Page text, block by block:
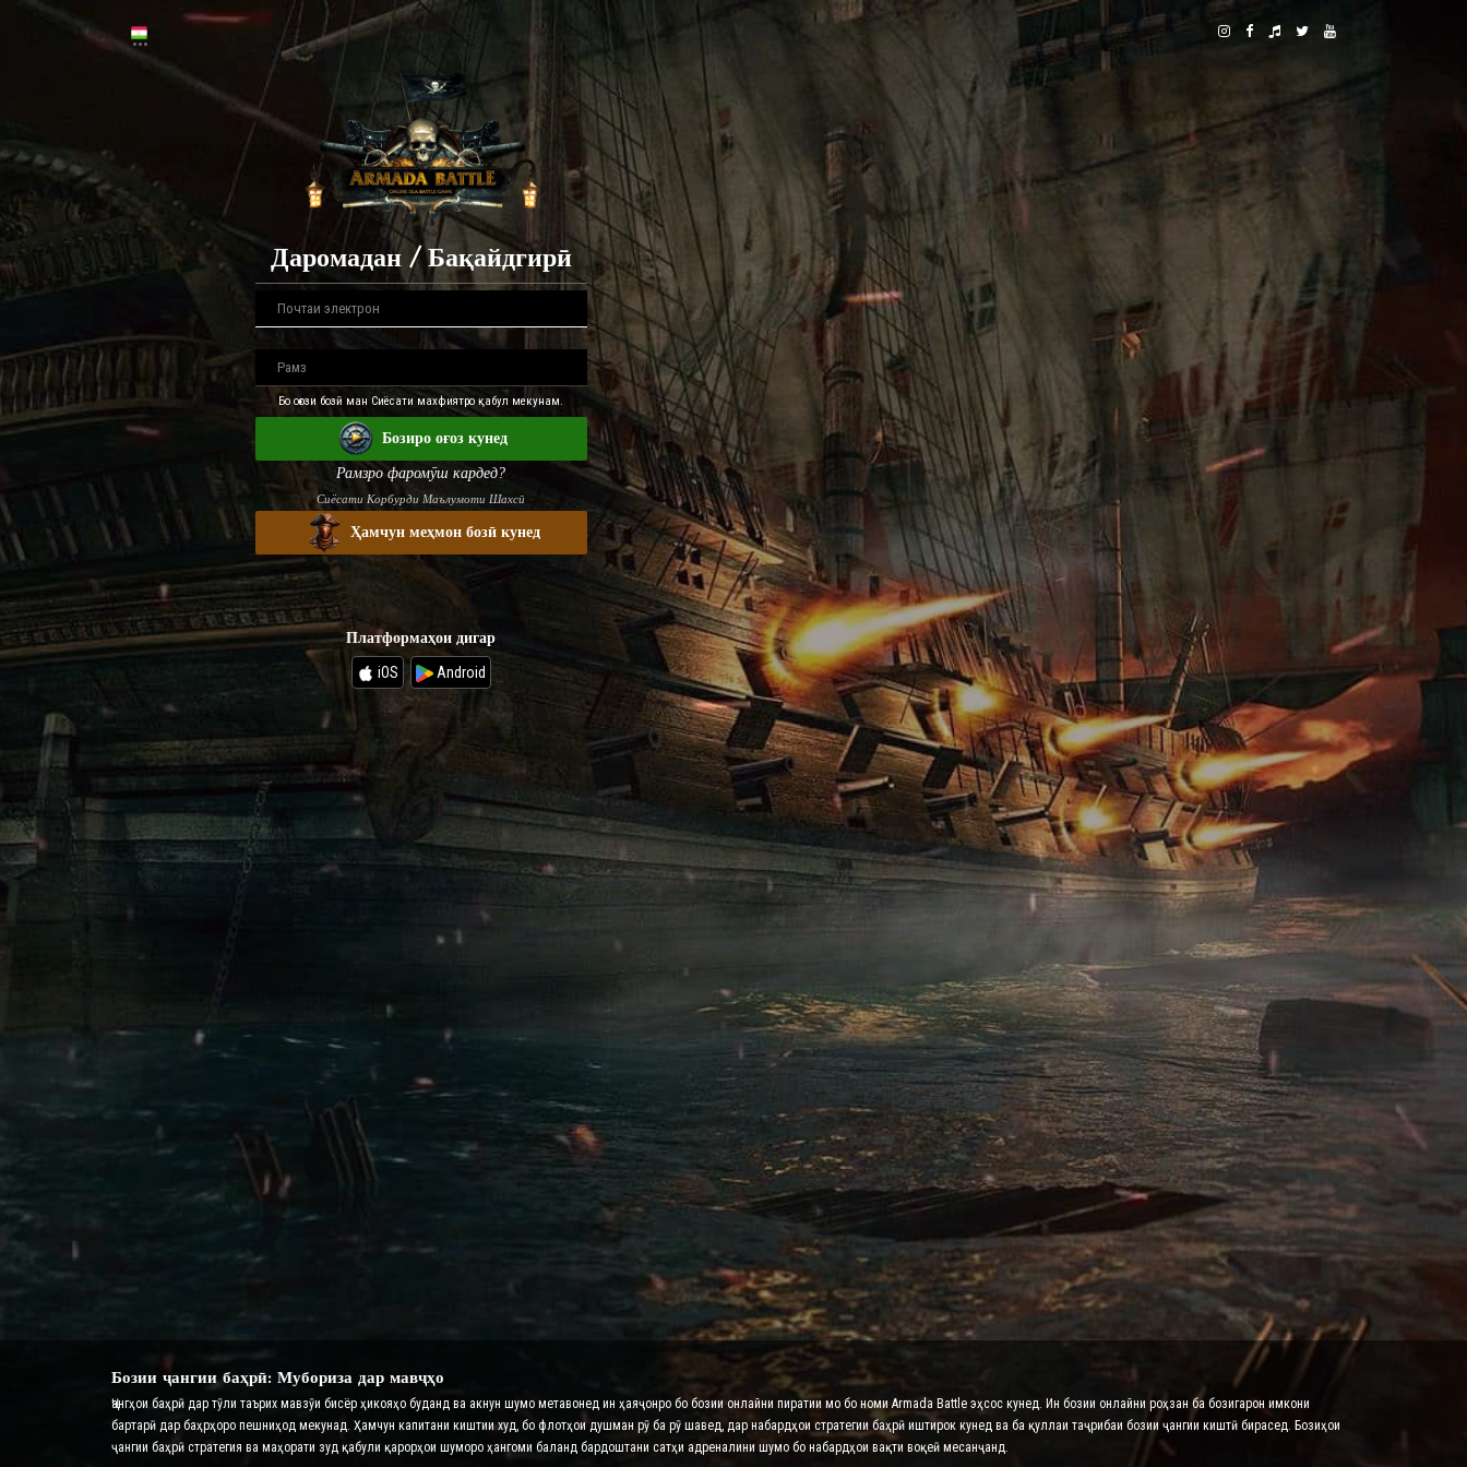
Даромадан / Бақайдгирӣ
Бо оғози бозӣ ман Сиёсати махфиятро қабул мекунам.
Бозиро оғоз кунед
Рамзро фаромӯш кардед?
Сиёсати Корбурди Маълумоти Шахсӣ
Ҳамчун меҳмон бозӣ кунед
Платформаҳои дигар
iOS Android
Бозии ҷангии баҳрӣ: Мубориза дар мавҷҳо
Ҷангҳои баҳрӣ дар тӯли таърих мавзӯи бисёр ҳикояҳо буданд ва акнун шумо метавонед ин ҳаяҷонро бо бозии онлайни пиратии мо бо номи Armada Battle эҳсос кунед. Ин бозии онлайни роҳзан ба бозигарон имкони
бартарӣ дар баҳрҳоро пешниҳод мекунад. Ҳамчун капитани киштии худ, бо флотҳои душман рӯ ба рӯ шавед, дар набардҳои стратегии баҳрӣ иштирок кунед ва ба қуллаи таҷрибаи бозии ҷангии киштӣ бирасед. Бозиҳои
ҷангии баҳрӣ стратегия ва маҳорати зуд қабули қарорҳои шуморо ҳангоми баланд бардоштани сатҳи адреналини шумо бо набардҳои вақти воқеӣ месанҷанд.